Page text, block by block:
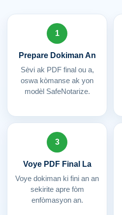
1
Prepare Dokiman An
Sèvi ak PDF final ou a,
oswa kòmanse ak yon
modèl SafeNotarize.
3
Voye PDF Final La
Voye dokiman ki fini an an
sekirite apre fòm
enfòmasyon an.